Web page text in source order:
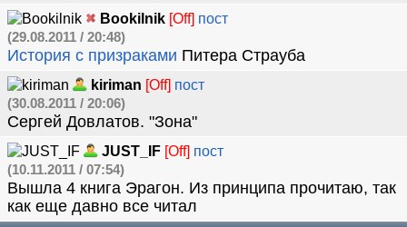
Bookilnik [Off] пост
(29.08.2011 / 20:48)
История с призраками Питера Страуба
kiriman [Off] пост
(30.08.2011 / 20:06)
Сергей Довлатов. "Зона"
JUST_IF [Off] пост
(10.11.2011 / 07:54)
Вышла 4 книга Эрагон. Из принципа прочитаю, так
как еще давно все читал